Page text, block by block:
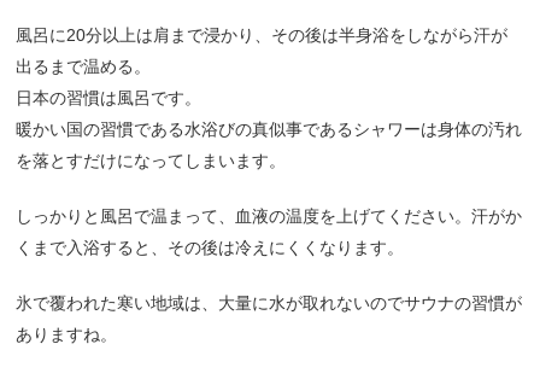
風呂に20分以上は肩まで浸かり、その後は半身浴をしながら汗が
出るまで温める。
日本の習慣は風呂です。
暖かい国の習慣である水浴びの真似事であるシャワーは身体の汚れ
を落とすだけになってしまいます。
しっかりと風呂で温まって、血液の温度を上げてください。汗がか
くまで入浴すると、その後は冷えにくくなります。
氷で覆われた寒い地域は、大量に水が取れないのでサウナの習慣が
ありますね。